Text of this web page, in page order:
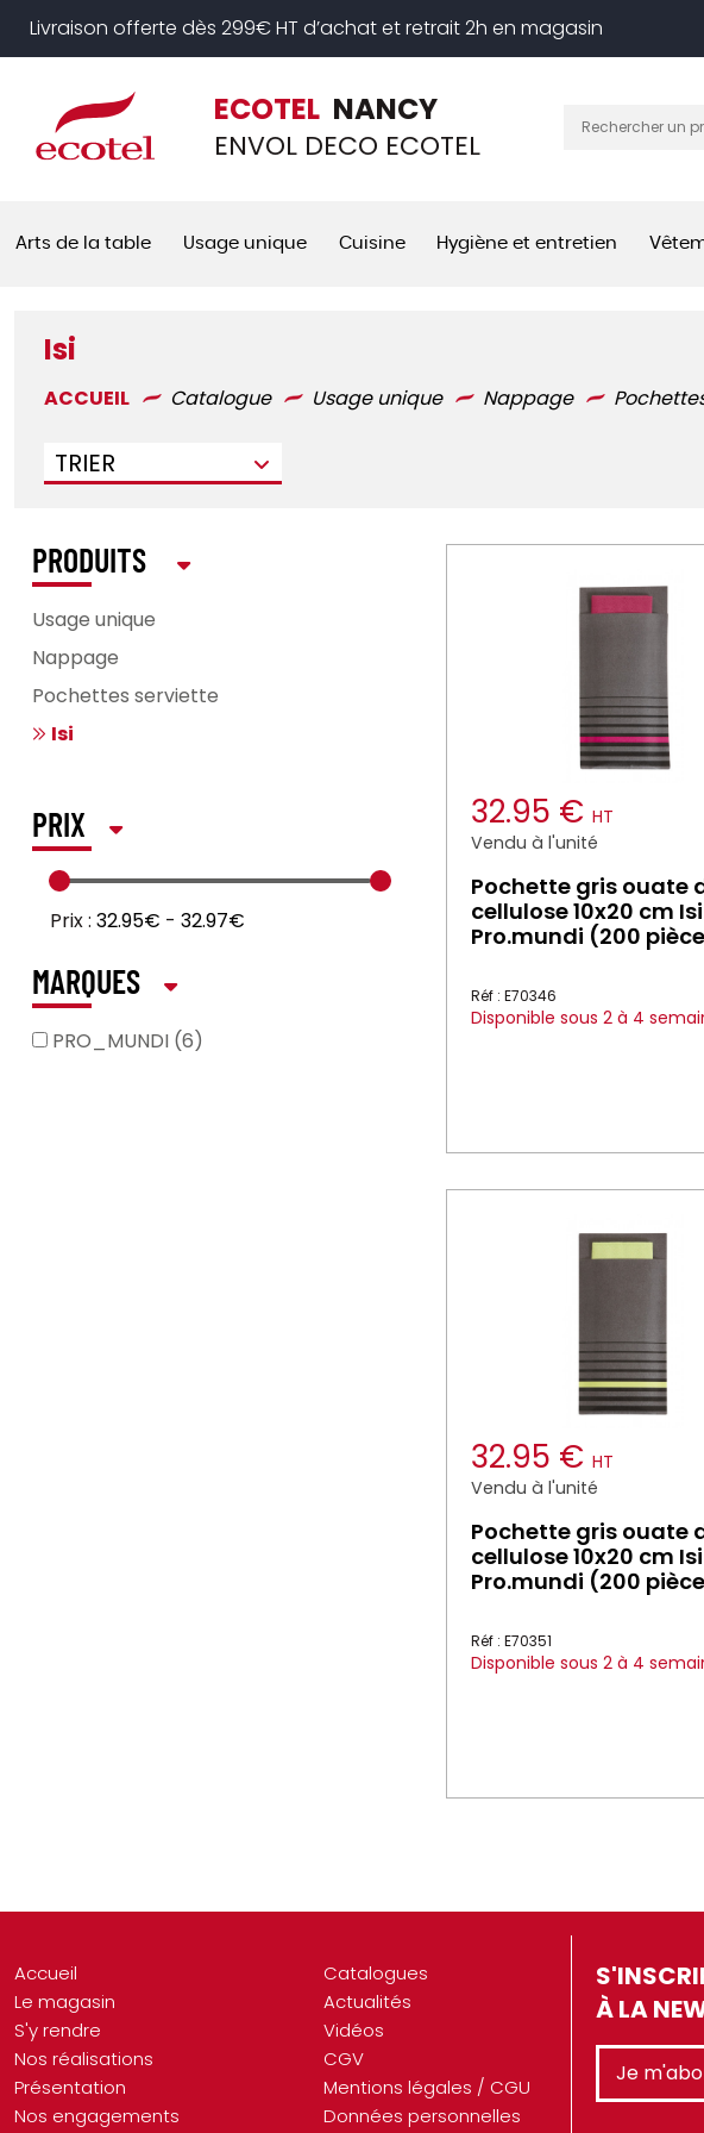
Livraison offerte dès 299€ HT d’achat et retrait 2h en magasin
ECOTEL NANCY
ENVOL DECO ECOTEL
Arts de la table Usage unique Cuisine Hygiène et entretien
Isi
ACCUEIL Catalogue Usage unique Nappage
TRIER
32.95 € HT
Vendu à l'unité
Pochette gris ouate
cellulose 10x20 cm Isi
Pro.mundi (200
Réf : E70346
Disponible sous 2 à 4
32.95 € HT
Vendu à l'unité
Pochette gris ouate
cellulose 10x20 cm Isi
Pro.mundi (200
Réf : E70351
Disponible sous 2 à 4
PRODUITS
Usage unique
Nappage
Pochettes serviette
Isi
PRIX
Prix : 32.95€ - 32.97€
MARQUES
PRO_MUNDI (6)
Accueil
Le magasin
S'y rendre
Nos réalisations
Présentation
Nos engagements
Catalogues
Actualités
Vidéos
CGV
Mentions légales / CGU
Données personnelles
À LA
Je
Panneau de gestion des cookies